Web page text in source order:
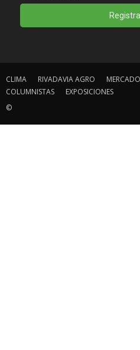
CLIMA RIVADAVIA AGRO
COLUMNISTAS
EXPOSICIONES
©